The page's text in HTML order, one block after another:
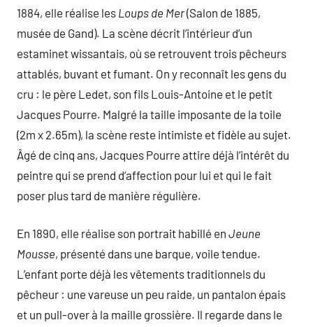
1884, elle réalise les Loups de Mer(Salon de 1885,
musée de Gand). La scène décrit l’intérieur d’un
estaminet wissantais, où se retrouvent trois pêcheurs
attablés, buvant et fumant. On y reconnaît les gens du
cru : le père Ledet, son fils Louis-Antoine et le petit
Jacques Pourre. Malgré la taille imposante de la toile
(2m x 2.65m), la scène reste intimiste et fidèle au sujet.
Âgé de cinq ans, Jacques Pourre attire déjà l’intérêt du
peintre qui se prend d’affection pour lui et qui le fait
poser plus tard de manière régulière.
En 1890, elle réalise son portrait habillé en Jeune
Mousse, présenté dans une barque, voile tendue.
L’enfant porte déjà les vêtements traditionnels du
pêcheur : une vareuse un peu raide, un pantalon épais
et un pull-over à la maille grossière. Il regarde dans le